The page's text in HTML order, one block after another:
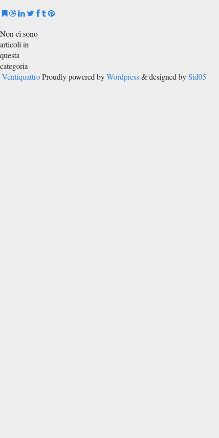
Non ci sono
articoli in
questa
categoria
Ventiquattro Proudly powered byWordpress& designed bySid05